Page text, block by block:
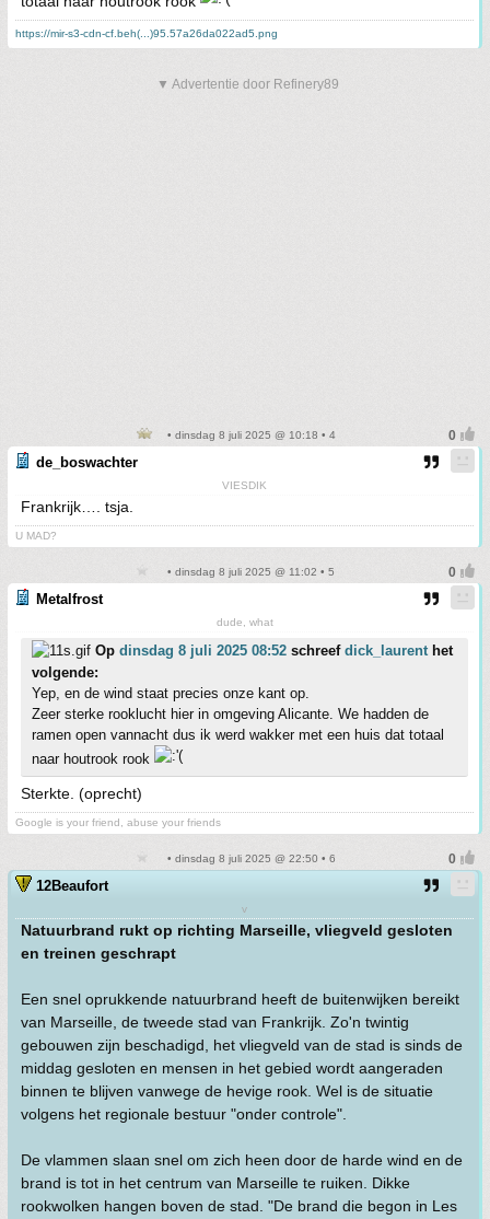
https://mir-s3-cdn-cf.beh(...)95.57a26da022ad5.png
▼ Advertentie door Refinery89
• dinsdag 8 juli 2025 @ 10:18 • 4
de_boswachter
VIESDIK
Frankrijk…. tsja.
U MAD?
• dinsdag 8 juli 2025 @ 11:02 • 5
Metalfrost
dude, what
Op dinsdag 8 juli 2025 08:52 schreef dick_laurenthet
volgende:
Yep, en de wind staat precies onze kant op.
Zeer sterke rooklucht hier in omgeving Alicante. We hadden de
ramen open vannacht dus ik werd wakker met een huis dat totaal
naar houtrook rook
Sterkte. (oprecht)
Google is your friend, abuse your friends
• dinsdag 8 juli 2025 @ 22:50 • 6
12Beaufort
v
Natuurbrand rukt op richting Marseille, vliegveld gesloten
en treinen geschrapt
Een snel oprukkende natuurbrand heeft de buitenwijken bereikt
van Marseille, de tweede stad van Frankrijk. Zo'n twintig
gebouwen zijn beschadigd, het vliegveld van de stad is sinds de
middag gesloten en mensen in het gebied wordt aangeraden
binnen te blijven vanwege de hevige rook. Wel is de situatie
volgens het regionale bestuur "onder controle".
De vlammen slaan snel om zich heen door de harde wind en de
brand is tot in het centrum van Marseille te ruiken. Dikke
rookwolken hangen boven de stad. "De brand die begon in Les